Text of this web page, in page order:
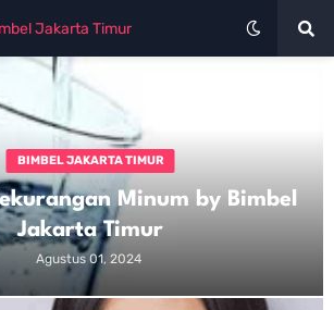
BIMBEL JAKARTA TIMUR
Minum by Bimbel
Jakarta Timur
Agustus 01, 2024